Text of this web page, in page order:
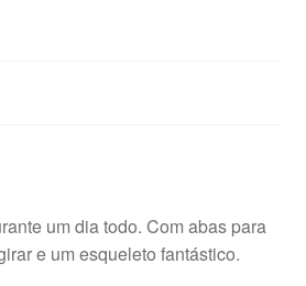
um dia todo. Com abas para
e um esqueleto fantástico.